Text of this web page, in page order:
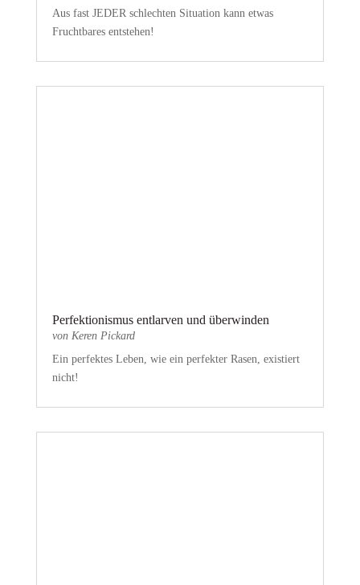
Aus fast JEDER schlechten Situation kann etwas
Fruchtbares entstehen!
Perfektionismus entlarven und überwinden
von Keren Pickard
Ein perfektes Leben, wie ein perfekter Rasen, existiert
nicht!